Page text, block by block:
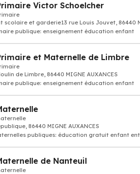
Victor Schoelcher
scolaire et garderie13 rue Louis Jouvet, 86440
publique: enseignement éducation enfant
et Maternelle de Limbre
de Limbre, 86440 MIGNE AUXANCES
publique: enseignement éducation enfant
86440 MIGNE AUXANCES
publiques: éducation gratuit enfant
de Nanteuil